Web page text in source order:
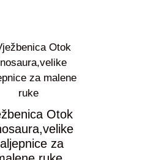
Otok
za